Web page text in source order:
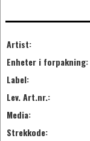
Artist:
Enheter i forpakning:
Label:
Lev. Art.nr.:
Media:
Strekkode: